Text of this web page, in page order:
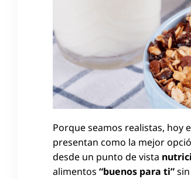
Porque seamos realistas, hoy
presentan como la mejor
desde un punto de vista
alimentos “buenos para ti”